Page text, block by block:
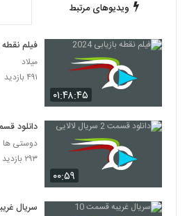
ویدیوهای مرتبط
۰۱:۴۸:۴۵
فیلم نقطه
میلاد
۴۹۱ بازدید
۰۰:۵۹
دانلود قسمت 2 سریال
دوستی ها
۲۹۳ بازدید
سریال